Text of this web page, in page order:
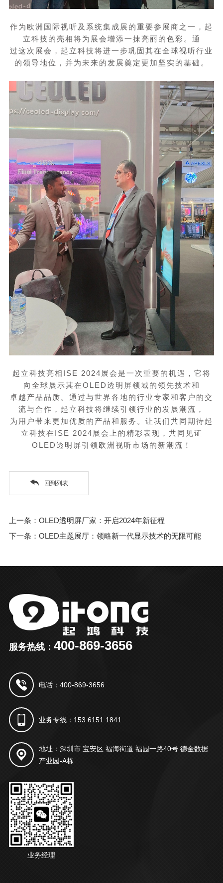
作为欧洲国际视听及系统集成展的重要参展商之一，起
立科技的亮相将为展会增添一抹亮丽的色彩。通
过这次展会，起立科技将进一步巩固其在全球视听行业
的领导地位，并为未来的发展奠定更加坚实的基础。
起立科技亮相 ISE 2024 展会是一次重要的机遇，它将
向全球展示其在OLED透明屏领域的领先技术和
卓越产品品质。通过与世界各地的行业专家和客户的交
流与合作，起立科技将继续引领行业的发展潮流，
为用户带来更加优质的产品和服务。让我们共同期待起
立科技在 ISE 2024 展会上的精彩表现，共同见证
OLED透明屏引领欧洲视听市场的新潮流！
回到列表
上一条：OLED透明屏厂家：开启2024年新征程
下一条：OLED主题展厅：领略新一代显示技术的无限可能
服务热线： 400-869-3656
电话：400-869-3656
业务专线：153 6151 1841
地址：深圳市 宝安区 福海街道 福园一路40号 德金数据
产业园-A栋
业务经理